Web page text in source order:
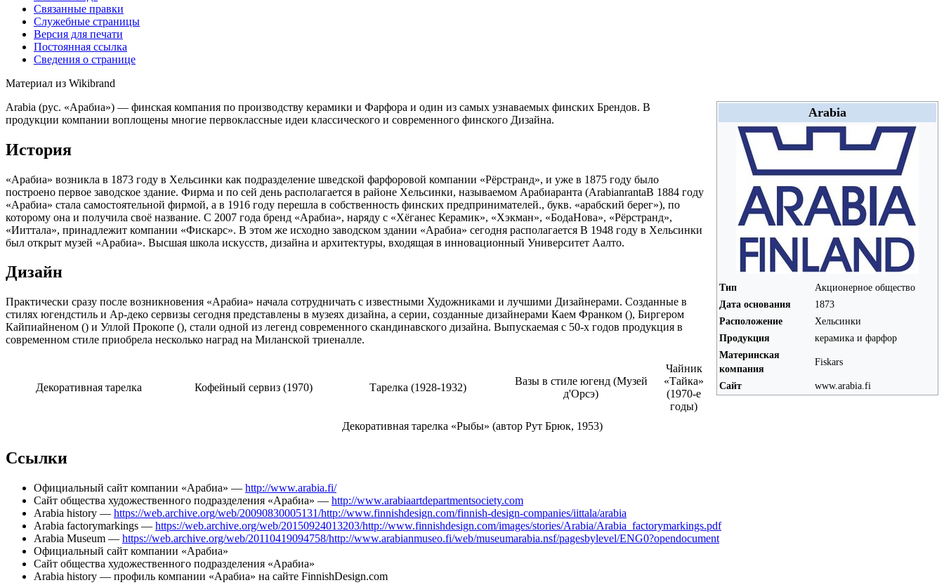
Связанные правки
Служебные страницы
Версия для печати
Постоянная ссылка
Сведения о странице
Материал из Wikibrand
Arabia
Тип
Акционерное общество
Дата основания
1873
Расположение
Хельсинки
Продукция
керамика и фарфор
Материнская
компания
Fiskars
Сайт www.arabia.fi
Arabia (рус. «Арабиа») — финская компания по производству керамики и Фарфора и один из самых узнаваемых финских Брендов. В
продукции компании воплощены многие первоклассные идеи классического и современного финского Дизайна.
История
«Арабиа» возникла в 1873 году в Хельсинки как подразделение шведской фарфоровой компании «Рёрстранд», и уже в 1875 году было
построено первое заводское здание. Фирма и по сей день располагается в районе Хельсинки, называемом Арабиаранта (ArabianrantaВ 1884 году
«Арабиа» стала самостоятельной фирмой, а в 1916 году перешла в собственность финских предпринимателей., букв. «арабский берег»), по
которому она и получила своё название. С 2007 года бренд «Арабиа», наряду с «Хёганес Керамик», «Хэкман», «БодаНова», «Рёрстранд»,
«Ииттала», принадлежит компании «Фискарс». В этом же исходно заводском здании «Арабиа» сегодня располагается В 1948 году в Хельсинки
был открыт музей «Арабиа». Высшая школа искусств, дизайна и архитектуры, входящая в инновационный Университет Аалто.
Дизайн
Практически сразу после возникновения «Арабиа» начала сотрудничать с известными Художниками и лучшими Дизайнерами. Созданные в
стилях югендстиль и Ар-деко сервизы сегодня представлены в музеях дизайна, а серии, созданные дизайнерами Каем Франком (), Биргером
Кайпиайненом () и Уллой Прокопе (), стали одной из легенд современного скандинавского дизайна. Выпускаемая с 50-х годов продукция в
современном стиле приобрела несколько наград на Миланской триеналле.
Декоративная тарелка Кофейный сервиз (1970) Тарелка (1928-1932)
Вазы в стиле югенд (Музей
д'Орсэ)
Чайник
«Тайка»
(1970-е
годы)
Декоративная тарелка «Рыбы» (автор Рут Брюк, 1953)
Ссылки
Официальный сайт компании «Арабиа» — http://www.arabia.fi/
Сайт общества художественного подразделения «Арабиа» — http://www.arabiaartdepartmentsociety.com
Arabia history — https://web.archive.org/web/20090830005131/http://www.finnishdesign.com/finnish-design-companies/iittala/arabia
Arabia factorymarkings — https://web.archive.org/web/20150924013203/http://www.finnishdesign.com/images/stories/Arabia/Arabia_factorymarkings.pdf
Arabia Museum — https://web.archive.org/web/20110419094758/http://www.arabianmuseo.fi/web/museumarabia.nsf/pagesbylevel/ENG0?opendocument
Официальный сайт компании «Арабиа»
Сайт общества художественного подразделения «Арабиа»
Arabia history — профиль компании «Арабиа» на сайте FinnishDesign.com